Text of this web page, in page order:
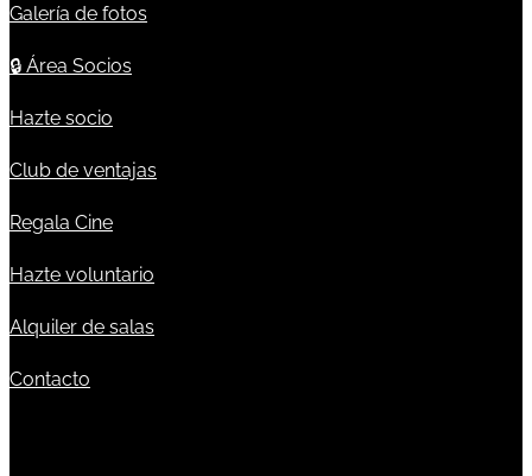
Galería de fotos
🔒 Área Socios
Hazte socio
Club de ventajas
Regala Cine
Hazte voluntario
Alquiler de salas
Contacto